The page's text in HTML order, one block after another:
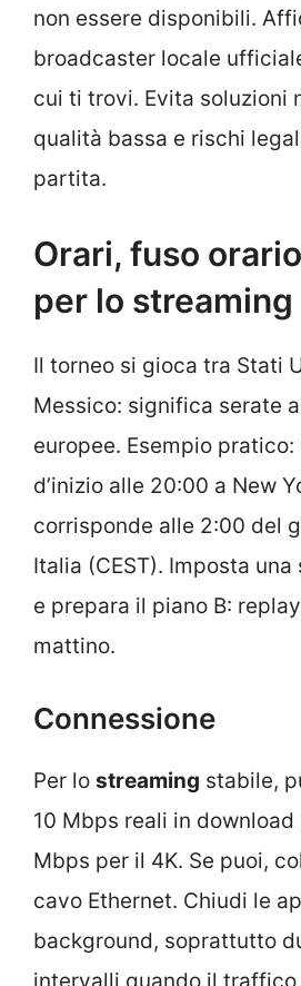
non essere disponibili.
broadcaster locale
cui ti trovi. Evita soluzioni
qualità bassa e rischi
partita.
Orari, fuso
per lo streaming
Il torneo si gioca tra Stati
Messico: significa serate
europee. Esempio
d’inizio alle 20:00 a New
corrisponde alle 2:00 del
Italia (CEST). Imposta una
e prepara il piano B:
mattino.
Connessione
Per lo streaming stabile,
10 Mbps reali in download
Mbps per il 4K. Se puoi,
cavo Ethernet. Chiudi le
background, soprattutto
intervalli quando il traffico